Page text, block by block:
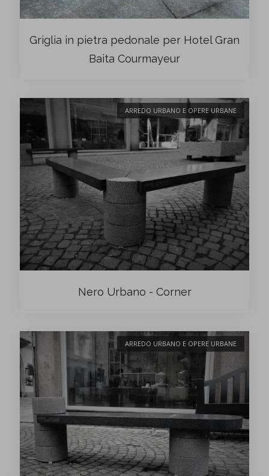
Griglia in pietra pedonale per Hotel Gran
Baita Courmayeur
ARREDO URBANO E OPERE URBANE
Nero Urbano - Corner
ARREDO URBANO E OPERE URBANE